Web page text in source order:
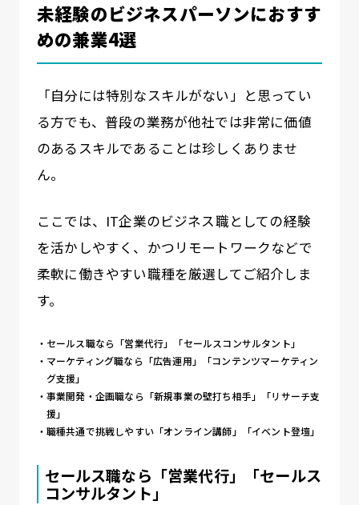
未経験のビジネスパーソンにおすす
めの兼業4選
「自分には特別なスキルがない」と思ってい
る方でも、普段の業務が他社では非常に価値
のあるスキルであることは珍しくありませ
ん。
ここでは、IT企業のビジネス職としての経験
を活かしやすく、かつリモートワークなどで
柔軟に働きやすい職種を厳選してご紹介しま
す。
セールス職なら「営業代行」「セールスコンサルタント」
マーケティング職なら「広告運用」「コンテンツマーケティン
グ支援」
事業開発・企画職なら「新規事業の壁打ち相手」「リサーチ支
援」
職種共通で挑戦しやすい「オンライン講師」「イベント登壇」
セールス職なら「営業代行」「セールス
コンサルタント」